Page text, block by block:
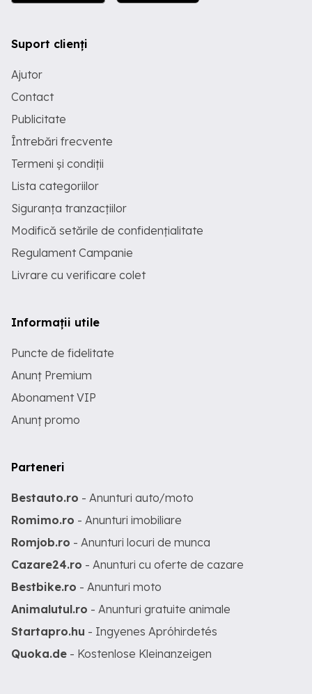
Suport clienți
Ajutor
Contact
Publicitate
Întrebări frecvente
Termeni și condiții
Lista categoriilor
Siguranța tranzacțiilor
Modifică setările de confidențialitate
Regulament Campanie
Livrare cu verificare colet
Informații utile
Puncte de fidelitate
Anunț Premium
Abonament VIP
Anunț promo
Parteneri
Bestauto.ro - Anunturi auto/moto
Romimo.ro - Anunturi imobiliare
Romjob.ro - Anunturi locuri de munca
Cazare24.ro - Anunturi cu oferte de cazare
Bestbike.ro - Anunturi moto
Animalutul.ro - Anunturi gratuite animale
Startapro.hu - Ingyenes Apróhirdetés
Quoka.de - Kostenlose Kleinanzeigen